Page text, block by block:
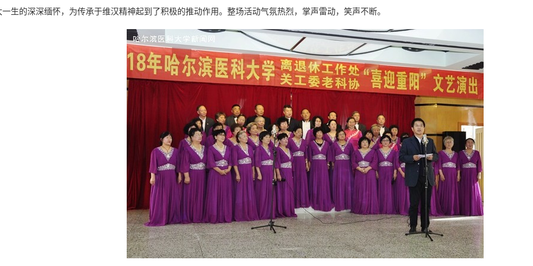
生的深深缅怀，为传承于维汉精神起到了积极的推动作用。整场活动气氛热烈，掌声雷动，笑声不断。